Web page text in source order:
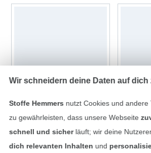
15,95 € / m
(11,00 € / 1 m²)
(11,00 € /
Wir schneidern deine Daten auf dich
Stoffe Hemmers nutzt Cookies und andere
zu gewährleisten, dass unsere Webseite
schnell und sicherläuft; wir deine
dich relevanten Inhalten und